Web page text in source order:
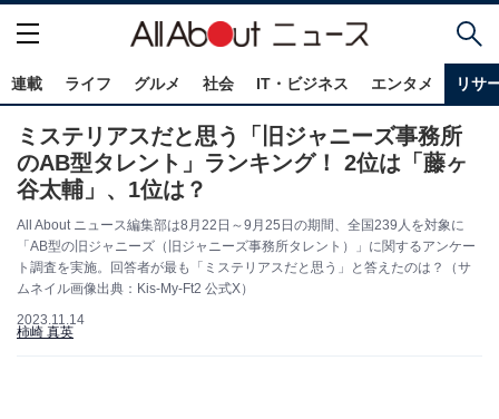
連載 ライフ グルメ 社会 IT・ビジネス エンタメ リサ
ミステリアスだと思う「旧ジャニーズ事務所
のAB型タレント」ランキング！ 2位は「藤ヶ
谷太輔」、1位は？
All About ニュース編集部は8月22日～9月25日の期間、全国239人を対象に
「AB型の旧ジャニーズ（旧ジャニーズ事務所タレント）」に関するアンケー
ト調査を実施。回答者が最も「ミステリアスだと思う」と答えたのは？（サ
ムネイル画像出典：Kis-My-Ft2 公式X）
2023.11.14
柿崎 真英